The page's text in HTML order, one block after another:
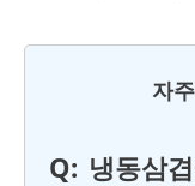
자
Q: 냉동삼